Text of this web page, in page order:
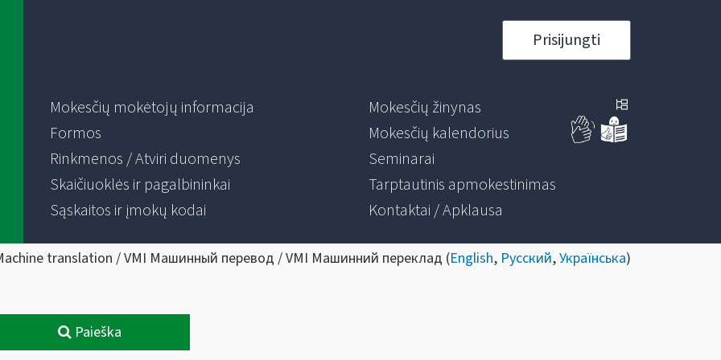
Prisijungti
Mokesčių mokėtojų informacija
Formos
Rinkmenos / Atviri duomenys
Skaičiuoklės ir pagalbininkai
Sąskaitos ir įmokų kodai
Mokesčių žinynas
Mokesčių kalendorius
Seminarai
Tarptautinis apmokestinimas
Kontaktai / Apklausa
translation / VMI Машинный перевод / VMI Машинний переклад (English, Русский,Українська)
Paieška